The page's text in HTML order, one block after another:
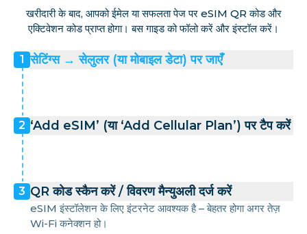
खरीदारी के बाद, आपको ईमेल या सफलता पेज पर eSIM QR कोड और
एक्टिवेशन कोड प्राप्त होगा। बस गाइड को फॉलो करें और इंस्टॉल करें।
1 सेटिंग्स → सेलुलर (या मोबाइल डेटा) पर जाएँ
2 ‘Add eSIM’ (या ‘Add Cellular Plan’) पर टैप करें
3 QR कोड स्कैन करें / विवरण मैन्युअली दर्ज करें
eSIM इंस्टॉलेशन के लिए इंटरनेट आवश्यक है – बेहतर होगा अगर तेज़
Wi-Fi कनेक्शन हो।